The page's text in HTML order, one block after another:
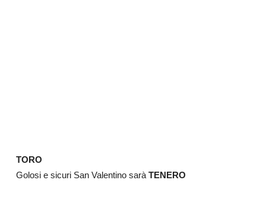
TORO
Golosi e sicuri San Valentino sarà TENERO